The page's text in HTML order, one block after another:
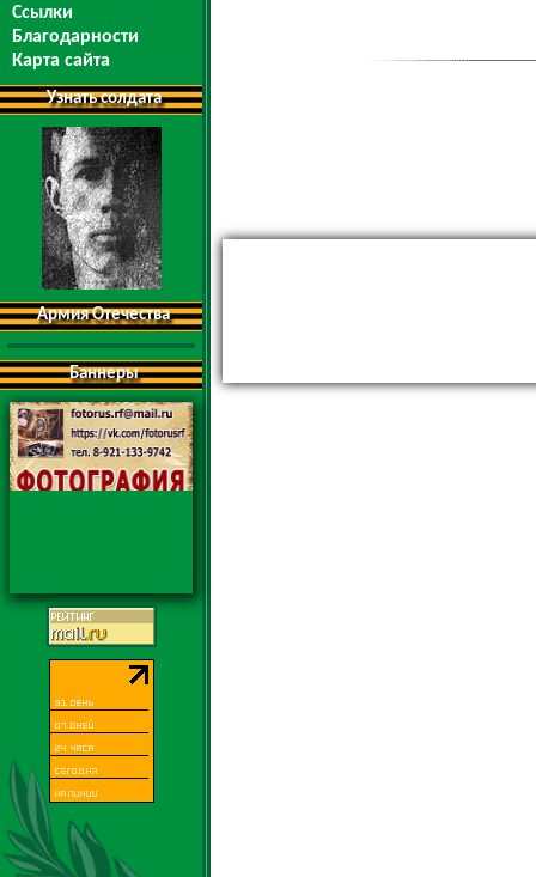
Ссылки
Благодарности
Карта сайта
Узнать солдата
Армия Отечества
Баннеры